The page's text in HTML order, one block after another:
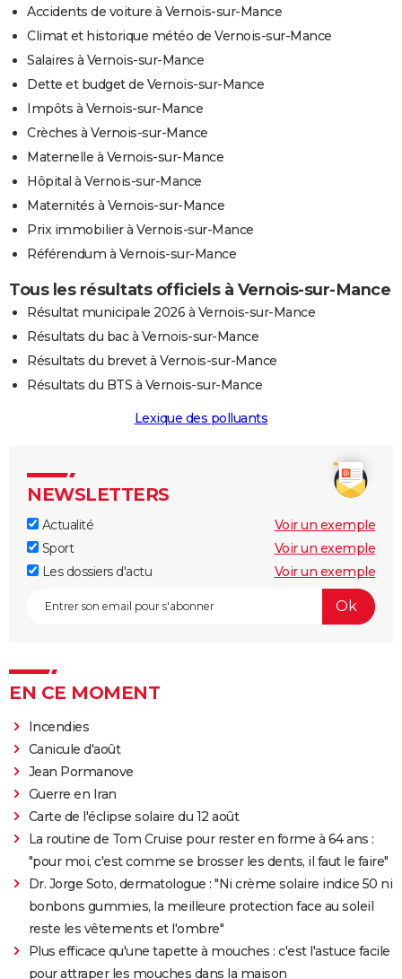
Accidents de voiture à Vernois-sur-Mance
Climat et historique météo de Vernois-sur-Mance
Salaires à Vernois-sur-Mance
Dette et budget de Vernois-sur-Mance
Impôts à Vernois-sur-Mance
Crèches à Vernois-sur-Mance
Maternelle à Vernois-sur-Mance
Hôpital à Vernois-sur-Mance
Maternités à Vernois-sur-Mance
Prix immobilier à Vernois-sur-Mance
Référendum à Vernois-sur-Mance
Tous les résultats officiels à Vernois-sur-Mance
Résultat municipale 2026 à Vernois-sur-Mance
Résultats du bac à Vernois-sur-Mance
Résultats du brevet à Vernois-sur-Mance
Résultats du BTS à Vernois-sur-Mance
Lexique des polluants
NEWSLETTERS
Actualité
Voir un exemple
Sport
Voir un exemple
Les dossiers d'actu
Voir un exemple
EN CE MOMENT
Incendies
Canicule d'août
Jean Pormanove
Guerre en Iran
Carte de l'éclipse solaire du 12 août
La routine de Tom Cruise pour rester en forme à 64 ans :
"pour moi, c'est comme se brosser les dents, il faut le faire"
Dr. Jorge Soto, dermatologue : "Ni crème solaire indice 50 ni
bonbons gummies, la meilleure protection face au soleil
reste les vêtements et l'ombre"
Plus efficace qu'une tapette à mouches : c'est l'astuce facile
pour attraper les mouches dans la maison